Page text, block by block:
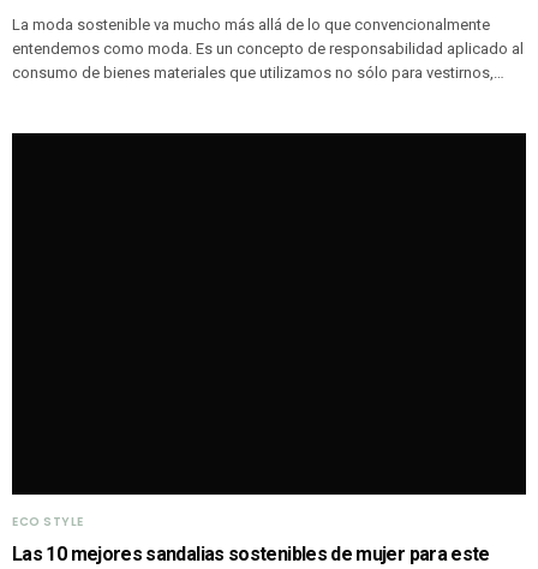
La moda sostenible va mucho más allá de lo que convencionalmente
entendemos como moda. Es un concepto de responsabilidad aplicado al
consumo de bienes materiales que utilizamos no sólo para vestirnos,…
ECO STYLE
Las 10 mejores sandalias sostenibles de mujer para este